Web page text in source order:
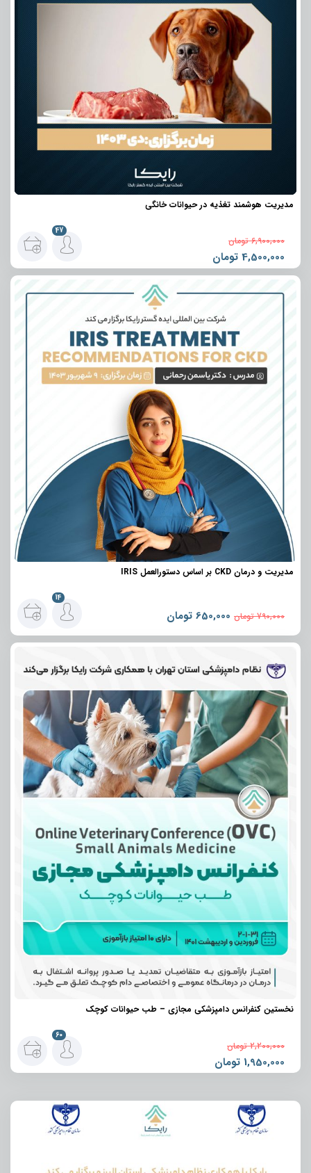
مدیریت هوشمند تغذیه در حیوانات خانگی
6,900,000 تومان
4,500,000 تومان
47
مدیریت و درمان CKD بر اساس دستورالعمل IRIS
790,000 تومان 650,000 تومان
14
نخستین کنفرانس دامپزشکی مجازی – طب حیوانات کوچک
2,200,000 تومان
1,950,000 تومان
60